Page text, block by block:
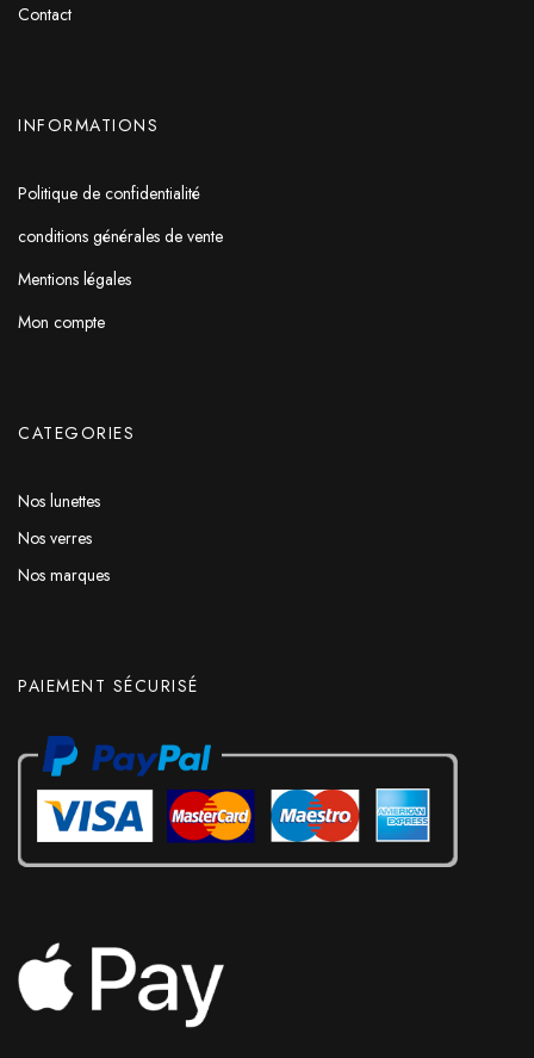
Contact
INFORMATIONS
Politique de confidentialité
conditions générales de vente
Mentions légales
Mon compte
CATEGORIES
Nos lunettes
Nos verres
Nos marques
PAIEMENT SÉCURISÉ